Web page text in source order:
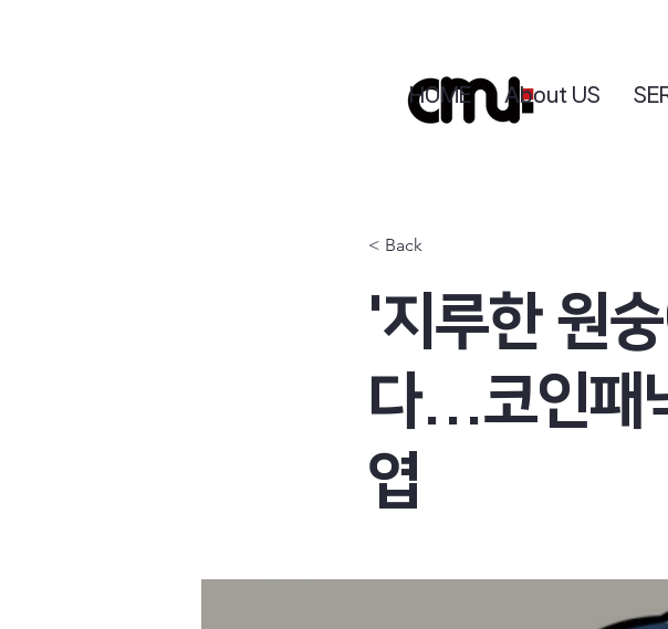
HOME About US
< Back
'지루한 원
다...코인패
엽